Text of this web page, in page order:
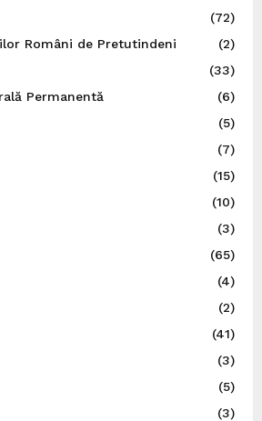
(72)
Români de Pretutindeni
(2)
(33)
Permanentă
(6)
(5)
(7)
(15)
(10)
(3)
(65)
(4)
(2)
(41)
(3)
(5)
(3)